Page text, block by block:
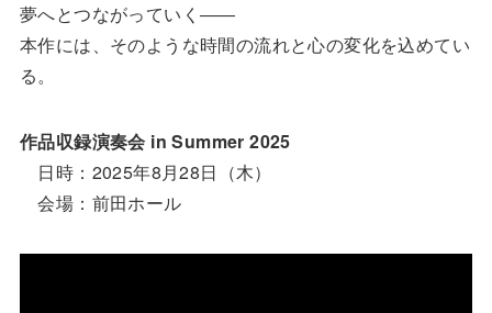
夢へとつながっていく――
本作には、そのような時間の流れと心の変化を込めてい
る。
作品収録演奏会 in Summer 2025
日時：2025年8月28日（木）
会場：前田ホール